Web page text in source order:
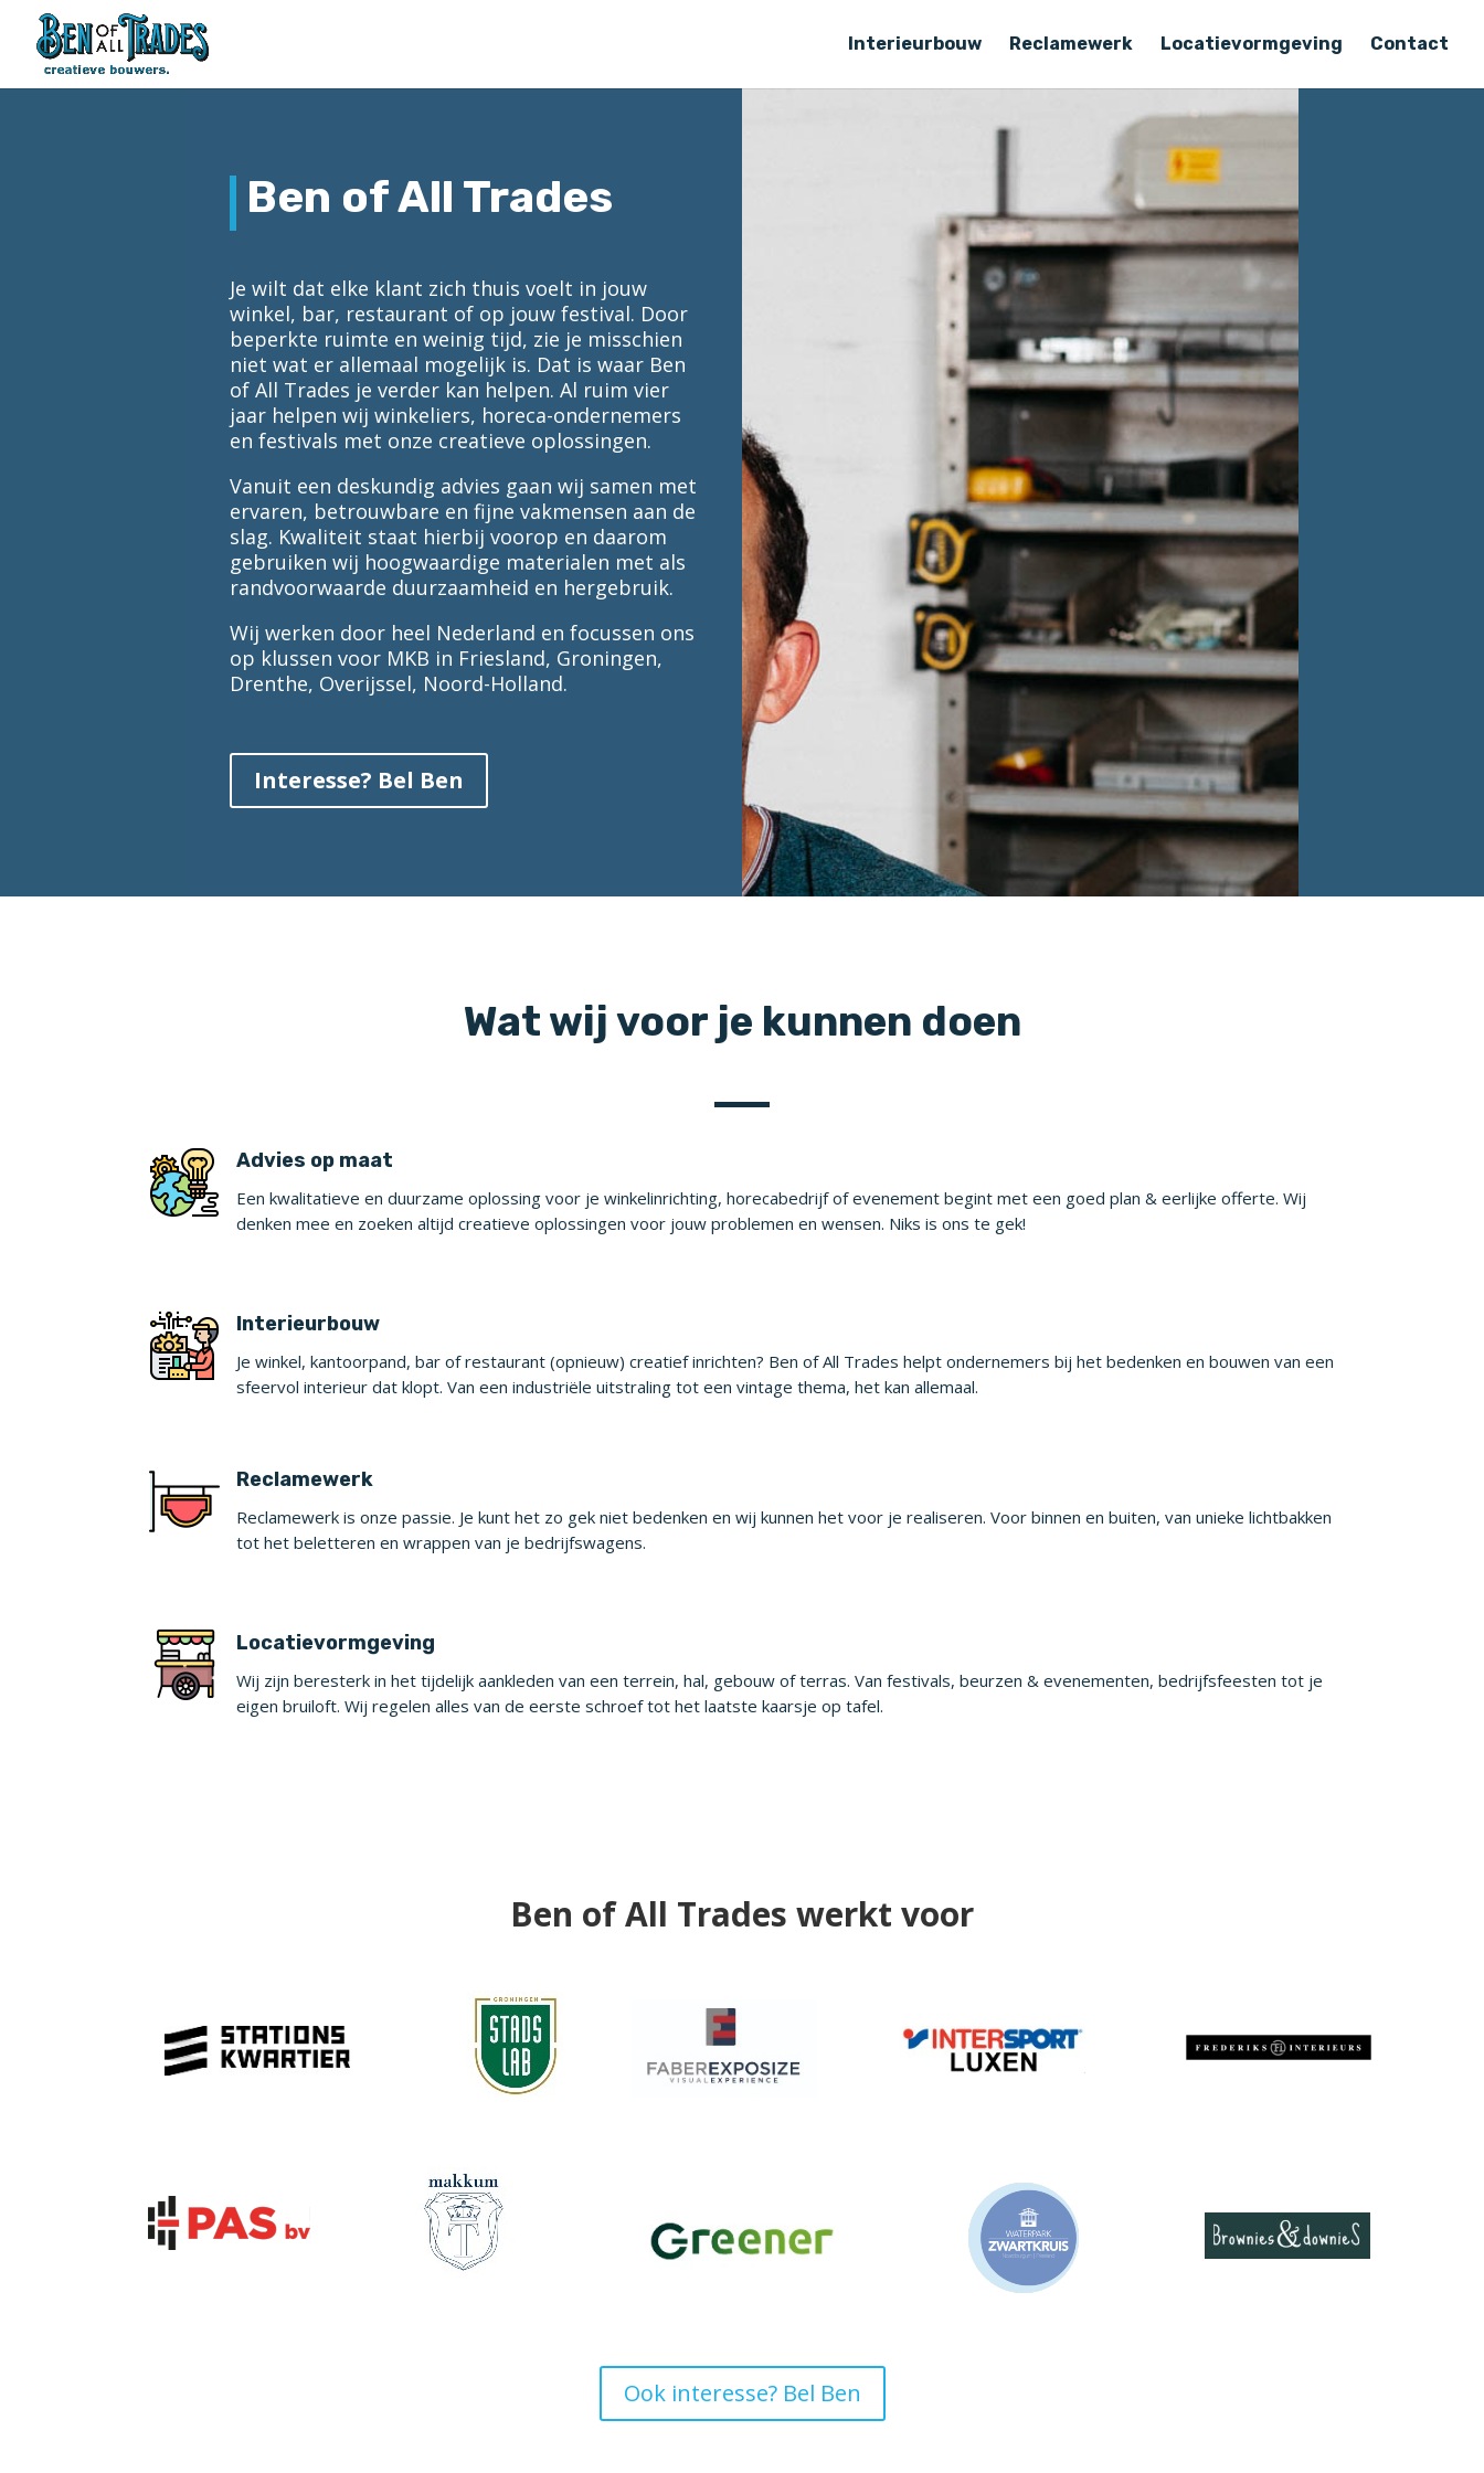
Interieurbouw Reclamewerk Locatievormgeving Contact
Ben of All Trades
Je wilt dat elke klant zich thuis voelt in jouw
winkel, bar, restaurant of op jouw festival. Door
beperkte ruimte en weinig tijd, zie je misschien
niet wat er allemaal mogelijk is. Dat is waar Ben
of All Trades je verder kan helpen. Al ruim vier
jaar helpen wij winkeliers, horeca-ondernemers
en festivals met onze creatieve oplossingen.
Vanuit een deskundig advies gaan wij samen met
ervaren, betrouwbare en fijne vakmensen aan de
slag. Kwaliteit staat hierbij voorop en daarom
gebruiken wij hoogwaardige materialen met als
randvoorwaarde duurzaamheid en hergebruik.
Wij werken door heel Nederland en focussen ons
op klussen voor MKB in Friesland, Groningen,
Drenthe, Overijssel, Noord-Holland.
Interesse? Bel Ben
Wat wij voor je kunnen doen
Advies op maat
Een kwalitatieve en duurzame oplossing voor je winkelinrichting, horecabedrijf of evenement begint met een goed plan & eerlijke offerte. Wij
denken mee en zoeken altijd creatieve oplossingen voor jouw problemen en wensen. Niks is ons te gek!
Interieurbouw
Je winkel, kantoorpand, bar of restaurant (opnieuw) creatief inrichten? Ben of All Trades helpt ondernemers bij het bedenken en bouwen van een
sfeervol interieur dat klopt. Van een industriële uitstraling tot een vintage thema, het kan allemaal.
Reclamewerk
Reclamewerk is onze passie. Je kunt het zo gek niet bedenken en wij kunnen het voor je realiseren. Voor binnen en buiten, van unieke lichtbakken
tot het beletteren en wrappen van je bedrijfswagens.
Locatievormgeving
Wij zijn beresterk in het tijdelijk aankleden van een terrein, hal, gebouw of terras. Van festivals, beurzen & evenementen, bedrijfsfeesten tot je
eigen bruiloft. Wij regelen alles van de eerste schroef tot het laatste kaarsje op tafel.
Ben of All Trades werkt voor
Ook interesse? Bel Ben